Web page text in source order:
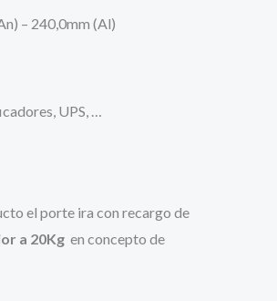
– 240,0mm (Al)
UPS, …
el porte ira con recargo de
a 20Kg en concepto de